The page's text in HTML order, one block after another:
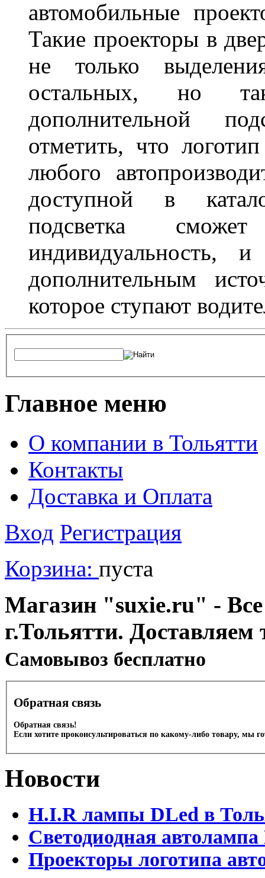
автомобильные
Такие проекторы в
не только
остальных, но
дополнительной
отметить, что
любого
доступной в
подсветка
индивидуальность,
дополнительным
которое ступают
Главное меню
О компании в Тольятти
Контакты
Доставка и Оплата
Вход Регистрация
Корзина: пуста
Магазин "suxie.ru" - Все
г.Тольятти.
Cамовывоз бесплатно
Обратная связь
Обратная связь!
Если хотите проконсультироваться по какому-либо товару, мы
Новости
H.I.R лампы DLed в
Светодиодная
Проекторы логотипа